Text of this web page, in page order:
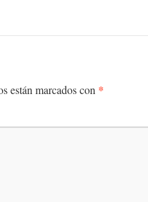
están marcados con *